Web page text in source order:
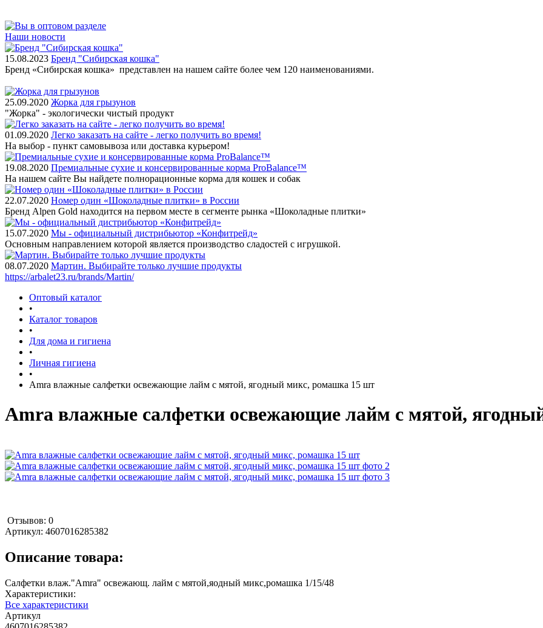
Наши новости
15.08.2023 Бренд "Сибирская кошка"
Бренд «Сибирская кошка» представлен на нашем сайте более чем 120 наименованиями.
25.09.2020 Жорка для грызунов
"Жорка" - экологически чистый продукт
01.09.2020 Легко заказать на сайте - легко получить во время!
На выбор - пункт самовывоза или доставка курьером!
19.08.2020 Премиальные сухие и консервированные корма ProBalance™
На нашем сайте Вы найдете полнорационные корма для кошек и собак
22.07.2020 Номер один «Шоколадные плитки» в России
Бренд Alpen Gold находится на первом месте в сегменте рынка «Шоколадные плитки»
15.07.2020 Мы - официальный дистрибьютор «Конфитрейд»
Основным направлением которой является производство сладостей с игрушкой.
08.07.2020 Мартин. Выбирайте только лучшие продукты
https://arbalet23.ru/brands/Martin/
Оптовый каталог
•
Каталог товаров
•
Для дома и гигиена
•
Личная гигиена
•
Amra влажные салфетки освежающие лайм с мятой, ягодный микс, ромашка 15 шт
Amra влажные салфетки освежающие лайм с мятой,
Отзывов: 0
Артикул: 4607016285382
Описание товара:
Салфетки влаж."Amra" освежающ. лайм с мятой,яодный микс,ромашка 1/15/48
Характеристики:
Все характеристики
Артикул